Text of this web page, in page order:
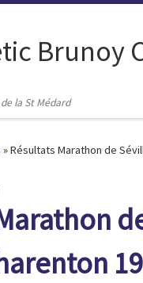
Brunoy
la St Médard
»Résultats Marathon de